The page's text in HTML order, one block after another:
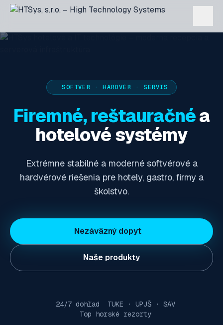
SOFTVÉR · HARDVÉR · SERVIS
Firemné, reštauračnéa
hotelové systémy
Extrémne stabilné a moderné softvérové a
hardvérové riešenia pre hotely, gastro, firmy a
školstvo.
Nezáväzný dopyt
Naše produkty
24/7 dohľad
TUKE · UPJŠ · SAV
Top horské rezorty